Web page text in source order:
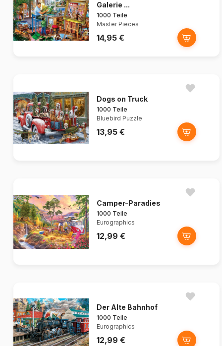
Galerie ...
1000 Teile
Master Pieces
14,95 €
Dogs on Truck
1000 Teile
Bluebird Puzzle
13,95 €
Camper-Paradies
1000 Teile
Eurographics
12,99 €
Der Alte Bahnhof
1000 Teile
Eurographics
12,99 €